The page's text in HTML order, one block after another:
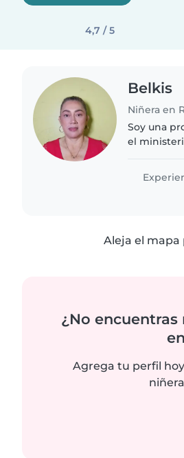
4,7 / 5
Belkis
Niñera en
Soy una
el
mañanas
Aleja el mapa
¿No encuentras
Agrega tu perfil